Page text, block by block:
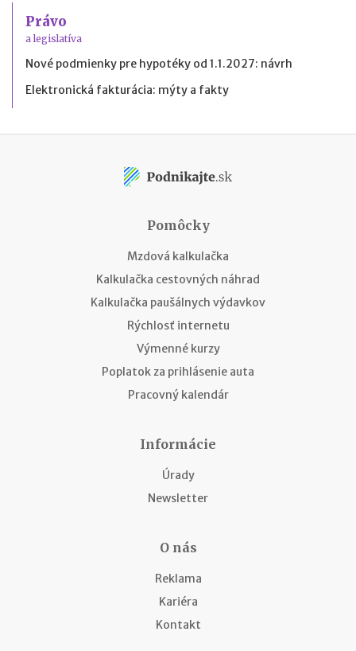
Právo
a legislatíva
Nové podmienky pre hypotéky od 1.1.2027: návrh
Elektronická fakturácia: mýty a fakty
Pomôcky
Mzdová kalkulačka
Kalkulačka cestovných náhrad
Kalkulačka paušálnych výdavkov
Rýchlosť internetu
Výmenné kurzy
Poplatok za prihlásenie auta
Pracovný kalendár
Informácie
Úrady
Newsletter
O nás
Reklama
Kariéra
Kontakt